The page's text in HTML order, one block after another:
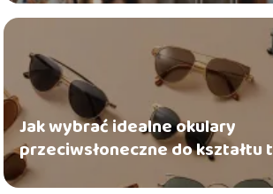
Jak wybrać idealne okulary
przeciwsłoneczne do kształtu